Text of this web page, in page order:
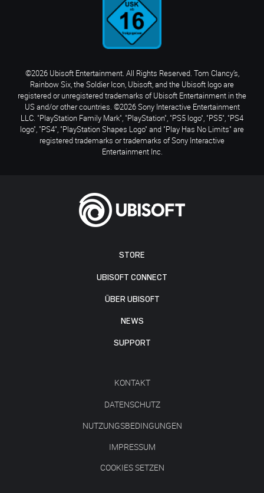
STORE
UBISOFT CONNECT
ÜBER UBISOFT
NEWS
SUPPORT
KONTAKT
DATENSCHUTZ
NUTZUNGSBEDINGUNGEN
IMPRESSUM
COOKIES SETZEN
©2026 Ubisoft Entertainment. All Rights Reserved. Tom Clancy’s,
Rainbow Six, the Soldier Icon, Ubisoft, and the Ubisoft logo are
registered or unregistered trademarks of Ubisoft Entertainment in the
US and/or other countries. ©2026 Sony Interactive Entertainment
LLC. "PlayStation Family Mark", "PlayStation", "PS5 logo", "PS5", "PS4
logo", "PS4", "PlayStation Shapes Logo" and "Play Has No Limits" are
registered trademarks or trademarks of Sony Interactive
Entertainment Inc.